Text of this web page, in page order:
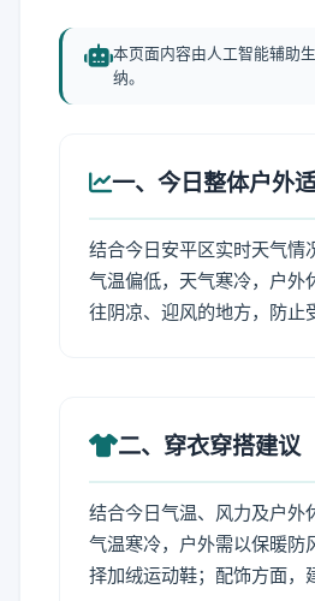
本页面内容由人工智能辅助
纳。
一、今日整体户外
结合今日安平区实时天气情
气温偏低，天气寒冷，户外
往阴凉、迎风的地方，防止
二、穿衣穿搭建议
结合今日气温、风力及户外
气温寒冷，户外需以保暖防
择加绒运动鞋；配饰方面，